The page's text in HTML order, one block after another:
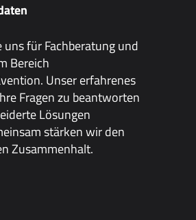
für Fachberatung und
Bereich
Unser erfahrenes
Fragen zu beantworten
Lösungen
stärken wir den
Zusammenhalt.